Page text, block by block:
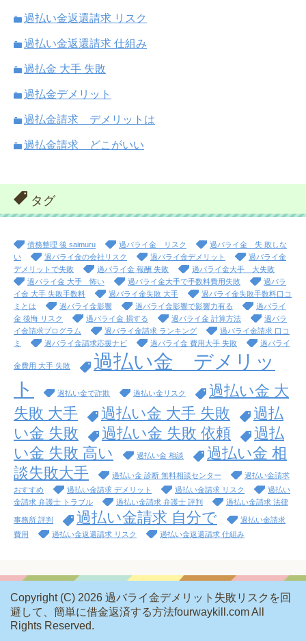
過払い金返還請求 リスク
過払い金返還請求 仕組み
過払金 大手 失敗
過払金デメリット
過払金請求 デメリットは
過払金請求 どこがいい
タグ
債務整理 後 saimuru 過バライ金 リスク
過バライ金 失 敗しな
い
過バライ金の会社リスク 過バライ金デメリット
過バライ金
デメリットで失敗
過バライ金 報酬 失敗
過バライ金大手 大失敗
過バライ金 大手 怖い
過バライ金大手で手数料費用失敗
過バラ
イ金 大手 失敗手数料
過バライ金失敗 大手
過バライ金失敗手数料口コ
ミとは
過バライ金影響 過バライ金影響で影響力有る
過バライ
金 後悔 リスク
過バライ金 損する 過バライ金 計算方法
過バラ
イ金請求プログラム
過バライ金請求 ランキング
過バライ金請求 口コ
ミ
過バライ金請求応援ナビ 過バライ金 費用大手 失敗 過バライ
金費用 大手 失敗
過払い金 デメリッ
ト
過払い金で詐欺 過払い金リスク
過払い金 大
失敗 大手
過払い金 大手 失敗
過払
い金 失敗
過払い金 失敗 依頼
過払
い金 失敗 高い
過払い金 相談
過払い金 相
談失敗大手
過払い金 診断 無料相談センター
過払い金請求
おすすめ
過払い金請求 デメリット 過払い金請求 リスク
過払い
金請求 弁護士 トラブル
過払い金請求 弁護士 評判 過払い金請求 法律
事務所 評判 過払い金請求 自分で
過払い金請求
費用
過払い金返還請求 リスク 過払い金返還請求 仕組み
Copyright (C) 2026 過バライ金デメリット失敗リスクを回
避して、簡単に借金返済する方法fourwaykill.comAll
Rights Reserved.